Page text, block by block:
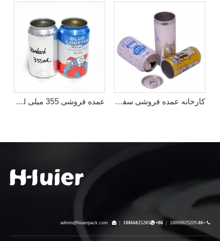
عمده فروشی 355 میلی لیتر 473 میلی لیتر 500 میلی لیتر قوطی آلومینیومی خالی استاندارد با 202# درب کارخانه کارخانه عمده فروشی سفارشی 185 میلی لیتری 200 میلی لیتری 250 میلی لیتری بسته بندی آلومینیومی باریک خالی خالی چاپی عرضه کننده قوطی قهوه نوشیدنی انرژی زا سودا کولا

+86-
18866825205
 +86
18866825205

admin@hiuierpack.com